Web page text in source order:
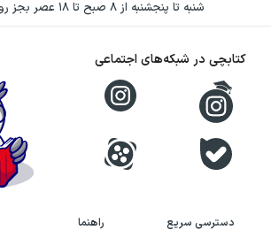
شنبه تا پنجشنبه از ۸ صبح تا ۱۸ عصر بجز روزهای تعطیل
دسترسی سریع
راهنما
کتابچی در شبکه‌های اجتماعی